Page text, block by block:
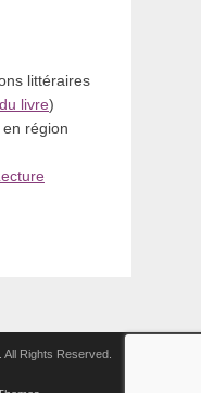
littéraires
livre)
région
. All Rights Reserved.